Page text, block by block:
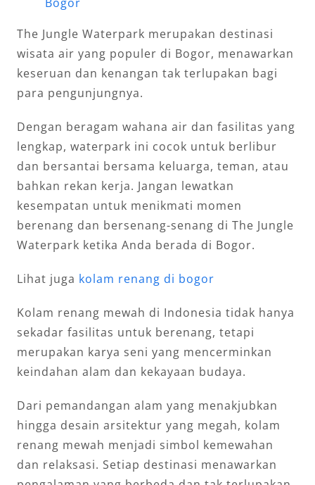
The Jungle Waterpark merupakan destinasi
wisata air yang populer di Bogor, menawarkan
keseruan dan kenangan tak terlupakan bagi
para pengunjungnya.
Dengan beragam wahana air dan fasilitas yang
lengkap, waterpark ini cocok untuk berlibur
dan bersantai bersama keluarga, teman, atau
bahkan rekan kerja. Jangan lewatkan
kesempatan untuk menikmati momen
berenang dan bersenang-senang di The Jungle
Waterpark ketika Anda berada di Bogor.
Lihat juga kolam renang di bogor
Kolam renang mewah di Indonesia tidak hanya
sekadar fasilitas untuk berenang, tetapi
merupakan karya seni yang mencerminkan
keindahan alam dan kekayaan budaya.
Dari pemandangan alam yang menakjubkan
hingga desain arsitektur yang megah, kolam
renang mewah menjadi simbol kemewahan
dan relaksasi. Setiap destinasi menawarkan